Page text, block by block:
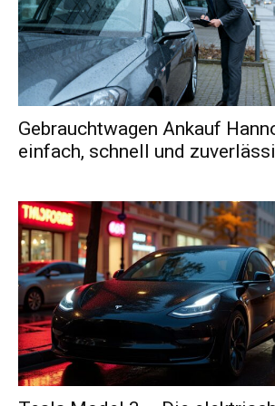
Gebrauchtwagen Ankauf
einfach, schnell und